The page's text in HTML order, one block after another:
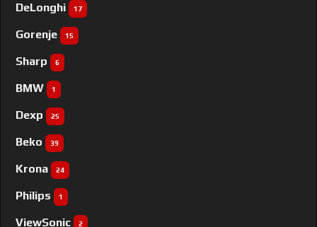
DeLonghi 17
Gorenje 15
Sharp 6
BMW 1
Dexp 25
Beko 39
Krona 24
Philips 1
ViewSonic 2